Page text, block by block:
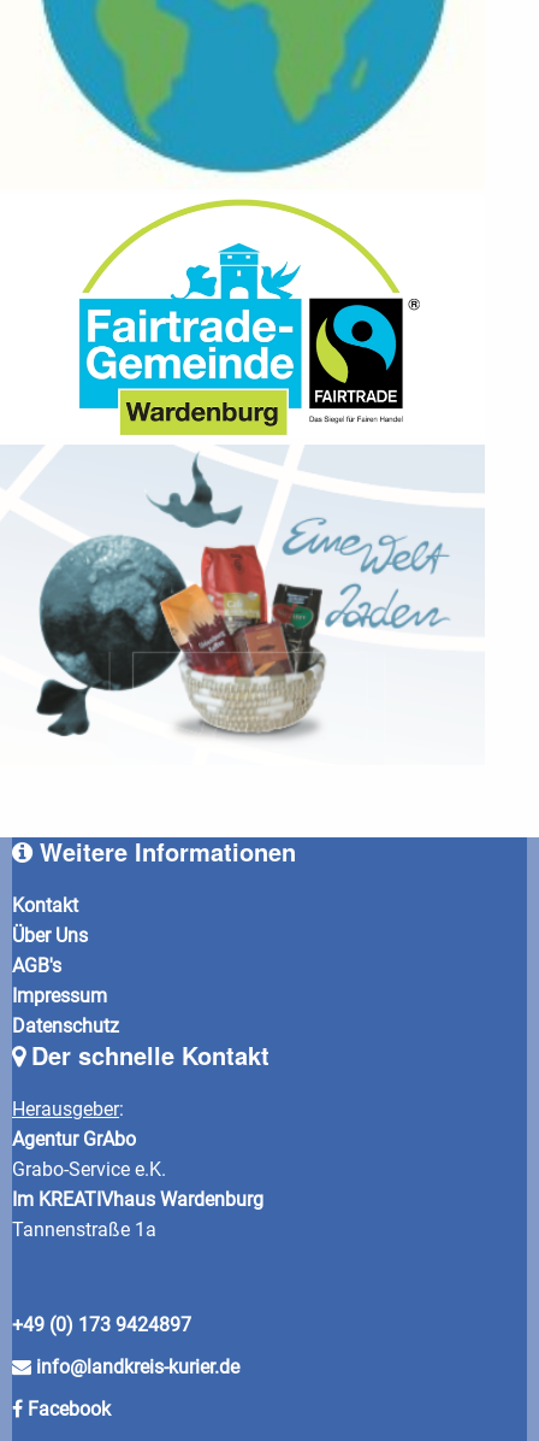
Weitere Informationen
Kontakt
Über Uns
AGB's
Impressum
Datenschutz
Der schnelle Kontakt
Herausgeber:
Agentur GrAbo
Grabo-Service e.K.
Im KREATIVhaus Wardenburg
Tannenstraße 1a
+49 (0) 173 9424897
info@landkreis-kurier.de
Facebook